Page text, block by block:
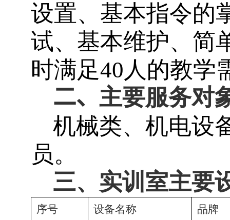
设置、基本指令的
试、基本维护、简
时满足40人的教学
二、 主要服务对
机械类、机电设
员。
三、实训室主要
序号 设备名称 品牌